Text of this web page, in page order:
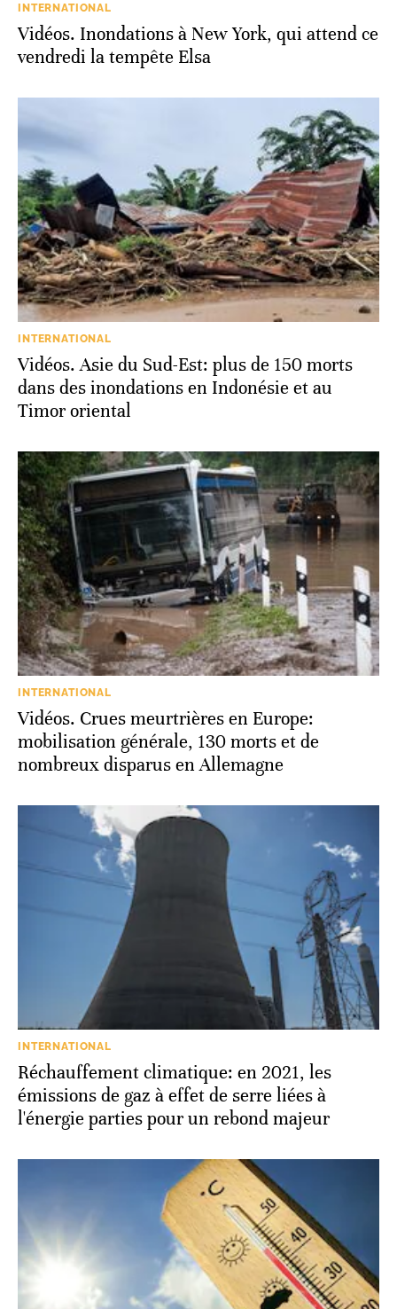
INTERNATIONAL
Vidéos. Inondations à New York, qui attend ce
vendredi la tempête Elsa
INTERNATIONAL
Vidéos. Asie du Sud-Est: plus de 150 morts
dans des inondations en Indonésie et au
Timor oriental
INTERNATIONAL
Vidéos. Crues meurtrières en Europe:
mobilisation générale, 130 morts et de
nombreux disparus en Allemagne
INTERNATIONAL
Réchauffement climatique: en 2021, les
émissions de gaz à effet de serre liées à
l'énergie parties pour un rebond majeur